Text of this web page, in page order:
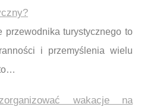
przewodnika turystycznego to
i przemyślenia wielu
wakacje na